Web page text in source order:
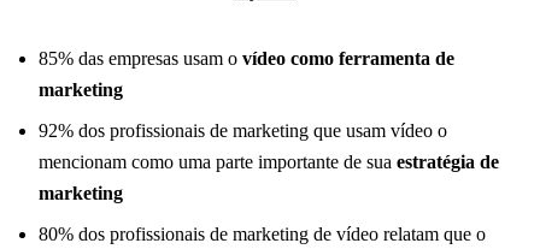
85% das empresas usam o vídeo como ferramenta de
marketing
92% dos profissionais de marketing que usam vídeo o
mencionam como uma parte importante de sua estratégia de
marketing
80% dos profissionais de marketing de vídeo relatam que o